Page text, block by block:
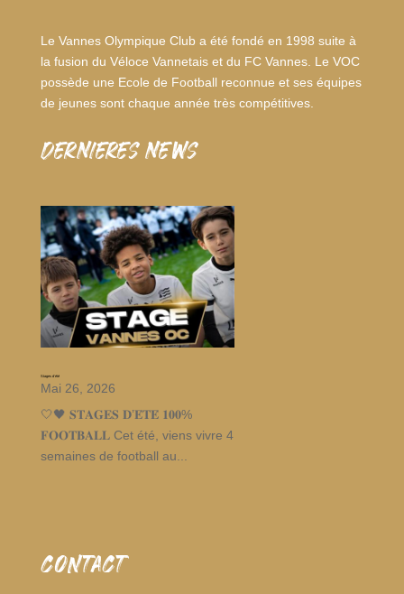
Le Vannes Olympique Club a été fondé en 1998 suite à
la fusion du Véloce Vannetais et du FC Vannes. Le VOC
possède une Ecole de Football reconnue et ses équipes
de jeunes sont chaque année très compétitives.
dernieres news
Stages d’été
Mai 26, 2026
🤍🖤 𝐒𝐓𝐀𝐆𝐄𝐒 𝐃’𝐄́𝐓𝐄́ 𝟏𝟎𝟎%
𝐅𝐎𝐎𝐓𝐁𝐀𝐋𝐋 Cet été, viens vivre 4
semaines de football au...
CONTACT